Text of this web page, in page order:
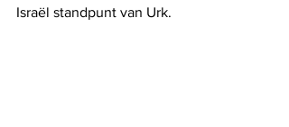
Israël standpunt van Urk.